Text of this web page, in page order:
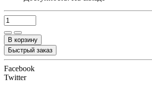
В корзину
Быстрый заказ
Facebook
Twitter